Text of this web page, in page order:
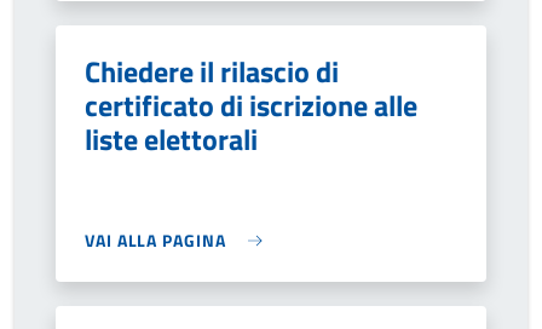
Chiedere il rilascio di
certificato di iscrizione alle
liste elettorali
VAI ALLA PAGINA